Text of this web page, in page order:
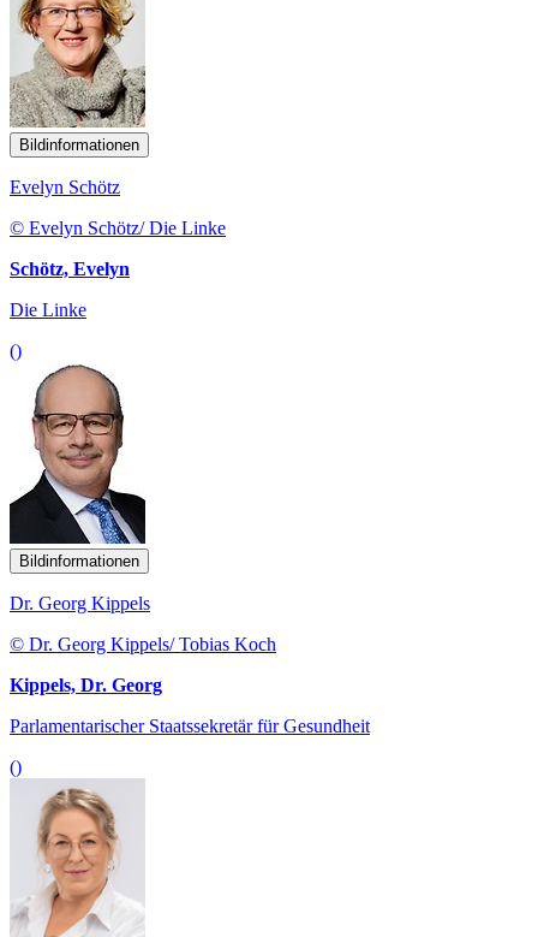
Bildinformationen
Evelyn Schötz
© Evelyn Schötz/ Die Linke
Schötz, Evelyn
Die Linke
()
Bildinformationen
Dr. Georg Kippels
© Dr. Georg Kippels/ Tobias Koch
Kippels, Dr. Georg
Parlamentarischer Staatssekretär für Gesundheit
()